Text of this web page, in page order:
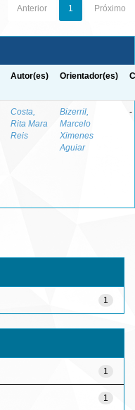
Anterior 1 Próximo
Autor(es) Orientador(es)
Costa,
Rita Mara
Reis
Bizerril,
Marcelo
Ximenes
Aguiar
-
1
1
1